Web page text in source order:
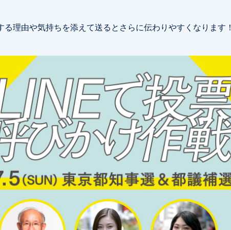
する理由や気持ちを添えて送るとさらに伝わりやすくなります！